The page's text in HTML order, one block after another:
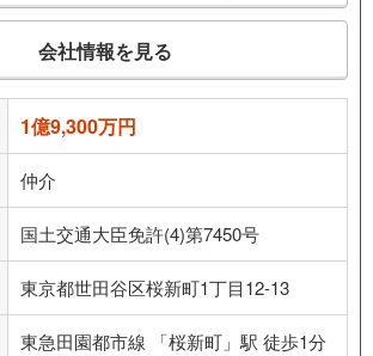
会社情報を見る
1億9,300万円
仲介
国土交通大臣免許(4)第7450号
東京都世田谷区桜新町1丁目12-13
東急田園都市線 「桜新町」駅 徒歩1分